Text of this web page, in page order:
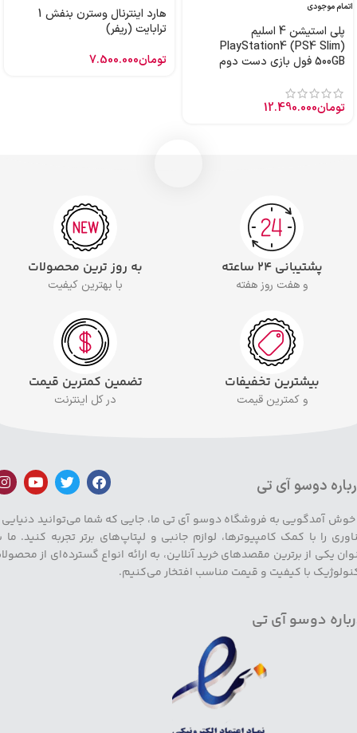
اتمام موجودی
پلی استیشن 4 اسلیم
PlayStation4 (PS4 Slim)
500GB فول بازی دست دوم
تومان12.490.000
هارد اینترنال وسترن بنفش 1
ترابایت (ریفر)
تومان7.500.000
پشتیبانی ۲۴ ساعته
و هفت روز هفته
به روز ترین محصولات
با بهترین کیفیت
بیشترین تخفیفات
و کمترین قیمت
تضمین کمترین قیمت
در کل اینترنت
دوسو آی تی
خوش آمدگویی به فروشگاه دوسو آی تی ما، جایی که شما می‌توانید دنیایی
را با کمک کامپیوترها، لوازم جانبی و لپتاپ‌های برتر تجربه کنید. ما
یکی از برترین مقصدهای خرید آنلاین، به ارائه انواع گسترده‌ای از
با کیفیت و قیمت مناسب افتخار می‌کنیم.
دوسو آی تی